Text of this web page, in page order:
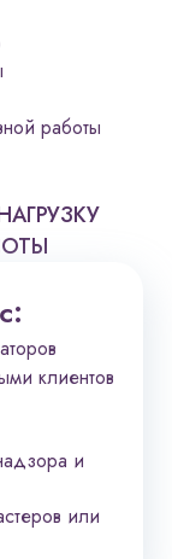
работы
клиентов
и
или